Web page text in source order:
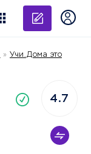
» Учи.Дома это
4.7